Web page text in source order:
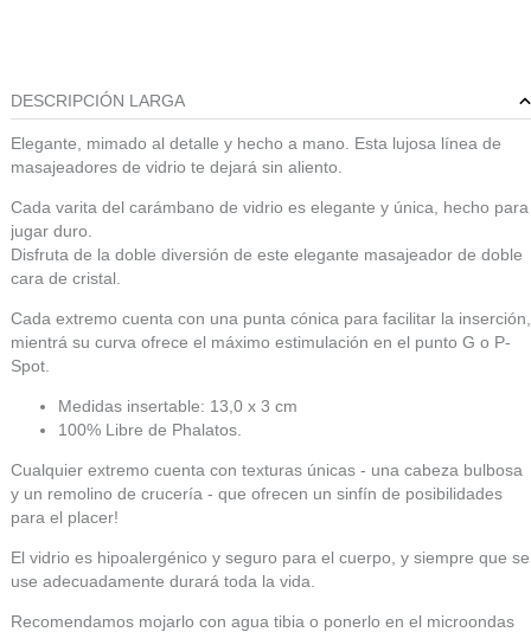
DESCRIPCIÓN LARGA
Elegante, mimado al detalle y hecho a mano. Esta lujosa línea de
masajeadores de vidrio te dejará sin aliento.
Cada varita del carámbano de vidrio es elegante y única, hecho para
jugar duro.
Disfruta de la doble diversión de este elegante masajeador de doble
cara de cristal.
Cada extremo cuenta con una punta cónica para facilitar la inserción,
mientrá su curva ofrece el máximo estimulación en el punto G o P-
Spot.
Medidas insertable: 13,0 x 3 cm
100% Libre de Phalatos.
Cualquier extremo cuenta con texturas únicas - una cabeza bulbosa
y un remolino de crucería - que ofrecen un sinfín de posibilidades
para el placer!
El vidrio es hipoalergénico y seguro para el cuerpo, y siempre que se
use adecuadamente durará toda la vida.
Recomendamos mojarlo con agua tibia o ponerlo en el microondas